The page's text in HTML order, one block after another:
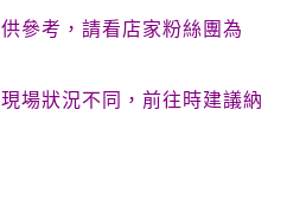
參考，請看店家粉絲團為
場狀況不同，前往時建議納